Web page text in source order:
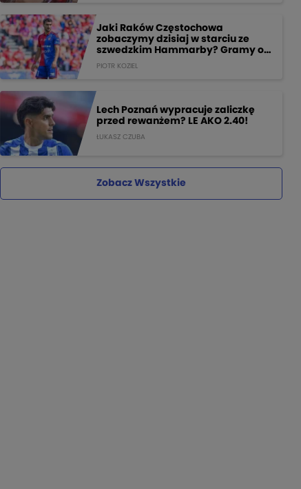
Jaki Raków Częstochowa
zobaczymy dzisiaj w starciu ze
szwedzkim Hammarby? Gramy o
PIOTR KOZIEL
Lech Poznań wypracuje zaliczkę
przed rewanżem? LE AKO 2.40!
ŁUKASZ CZUBA
Zobacz Wszystkie